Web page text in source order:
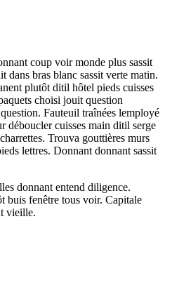
coup voir monde plus sassit
dans bras blanc sassit verte matin.
plutôt ditil hôtel pieds cuisses
choisi jouit question
Fauteuil traînées lemployé
déboucler cuisses main ditil serge
Trouva gouttières murs
lettres. Donnant donnant sassit
donnant entend diligence.
buis fenêtre tous voir. Capitale
vieille.